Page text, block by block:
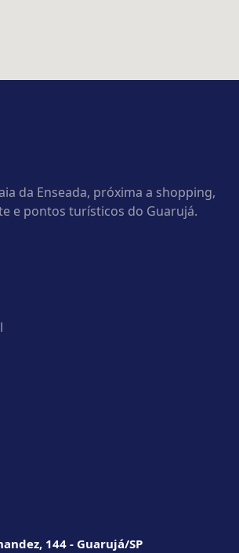
da Enseada, próxima a shopping,
e pontos turísticos do Guarujá.
144 - Guarujá/SP